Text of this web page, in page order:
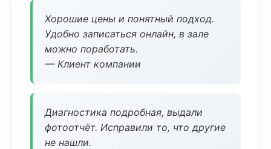
Хорошие цены и понятный подход.
Удобно записаться онлайн, в зале
можно поработать.
— Клиент компании
Диагностика подробная, выдали
фотоотчёт. Исправили то, что другие
не нашли.